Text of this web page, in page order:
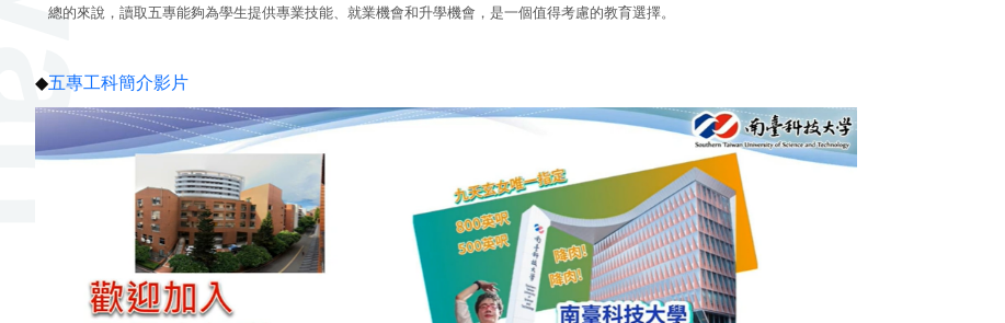
總的來說，讀取五專能夠為學生提供專業技能、就業機會和升學機會，是一個值得考慮的教育選擇。
◆五專工科簡介影片